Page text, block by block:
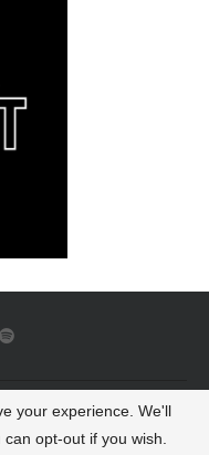
Reserved
your experience. We'll
opt-out if you wish.